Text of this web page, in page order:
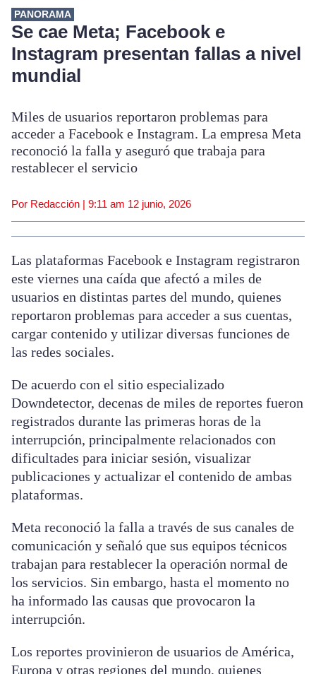
PANORAMA
Se cae Meta; Facebook e
Instagram presentan fallas a nivel
mundial
Miles de usuarios reportaron problemas para
acceder a Facebook e Instagram. La empresa Meta
reconoció la falla y aseguró que trabaja para
restablecer el servicio
Por Redacción | 9:11 am 12 junio, 2026
Las plataformas Facebook e Instagram registraron
este viernes una caída que afectó a miles de
usuarios en distintas partes del mundo, quienes
reportaron problemas para acceder a sus cuentas,
cargar contenido y utilizar diversas funciones de
las redes sociales.
De acuerdo con el sitio especializado
Downdetector, decenas de miles de reportes fueron
registrados durante las primeras horas de la
interrupción, principalmente relacionados con
dificultades para iniciar sesión, visualizar
publicaciones y actualizar el contenido de ambas
plataformas.
Meta reconoció la falla a través de sus canales de
comunicación y señaló que sus equipos técnicos
trabajan para restablecer la operación normal de
los servicios. Sin embargo, hasta el momento no
ha informado las causas que provocaron la
interrupción.
Los reportes provinieron de usuarios de América,
Europa y otras regiones del mundo, quienes